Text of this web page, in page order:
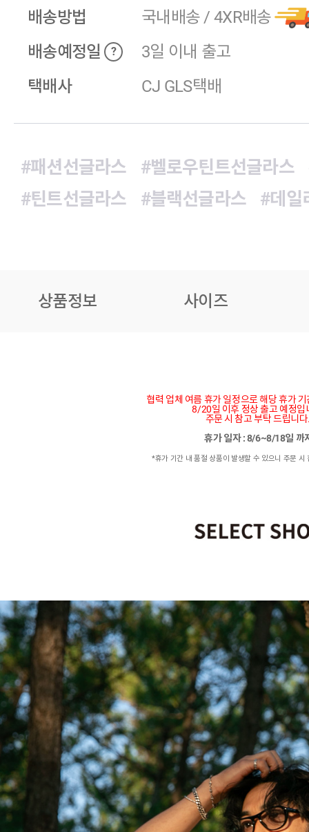
배송방법
국내배송 / 4XR배송
배송예정일
?
3일 이내 출고
택배사
CJ GLS택배
#패션선글라스 #벨로우틴트선글라스
#틴트선글라스
#블랙선글라스 #데일
상품정보 사이즈
협력 업체 여름 휴가 일정으로 해당 휴가
8/20일 이후 정상 출고 예정입
주문 시 참고 부탁 드립니
휴가 일자 : 8/6~8/18일 까
*휴가 기간 내 품절 상품이 발생할 수 있으니 주문 시